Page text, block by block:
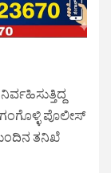
ಪೊಲೀಸ್
ತನಿಖೆ